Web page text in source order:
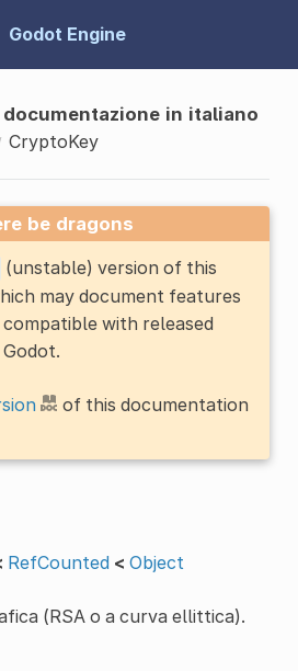
Godot Engine
in italiano
CryptoKey
be dragons
(unstable) version of this
may document features
with released
of this documentation
RefCounted < Object
(RSA o a curva ellittica).